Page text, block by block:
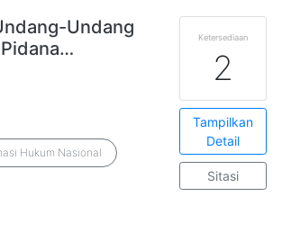
Undang
Hukum Nasional
Ketersediaan
2
Tampilkan
Detail
Sitasi